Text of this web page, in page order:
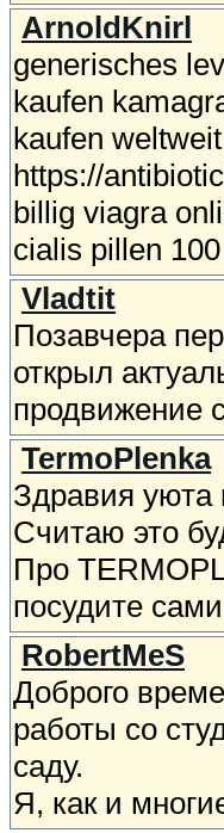
ArnoldKnirl
generisches
kaufen
kaufen
https://
billig viagra
cialis pillen
Vladtit
Позавчера
открыл
продвижение
TermoPlenka
Здравия
Считаю это
Про
посудите
RobertMeS
Доброго
работы со
саду.
Я, как и